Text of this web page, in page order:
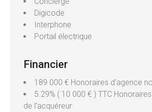
Digicode
Interphone
Portail électrique
Financier
189 000 € Honoraires d'agence
5.29% ( 10 000 € ) TTC
de l'acquéreur